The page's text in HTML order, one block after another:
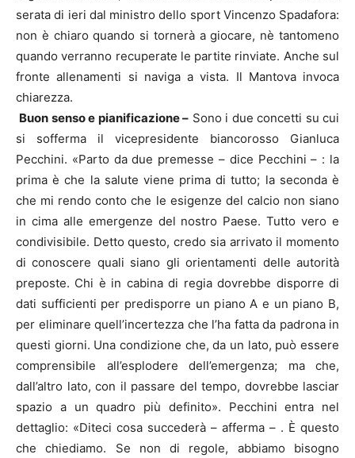
serata di ieri dal ministro dello sport Vincenzo Spadafora:
non è chiaro quando si tornerà a giocare, nè tantomeno
quando verranno recuperate le partite rinviate. Anche sul
fronte allenamenti si naviga a vista. Il Mantova invoca
chiarezza.
Buon senso e pianificazione – Sono i due concetti su cui
si sofferma il vicepresidente biancorosso Gianluca
Pecchini. «Parto da due premesse – dice Pecchini – : la
prima è che la salute viene prima di tutto; la seconda è
che mi rendo conto che le esigenze del calcio non siano
in cima alle emergenze del nostro Paese. Tutto vero e
condivisibile. Detto questo, credo sia arrivato il momento
di conoscere quali siano gli orientamenti delle autorità
preposte. Chi è in cabina di regia dovrebbe disporre di
dati sufficienti per predisporre un piano A e un piano B,
per eliminare quell’incertezza che l’ha fatta da padrona in
questi giorni. Una condizione che, da un lato, può essere
comprensibile all’esplodere dell’emergenza; ma che,
dall’altro lato, con il passare del tempo, dovrebbe lasciar
spazio a un quadro più definito». Pecchini entra nel
dettaglio: «Diteci cosa succederà – afferma – . È questo
che chiediamo. Se non di regole, abbiamo bisogno